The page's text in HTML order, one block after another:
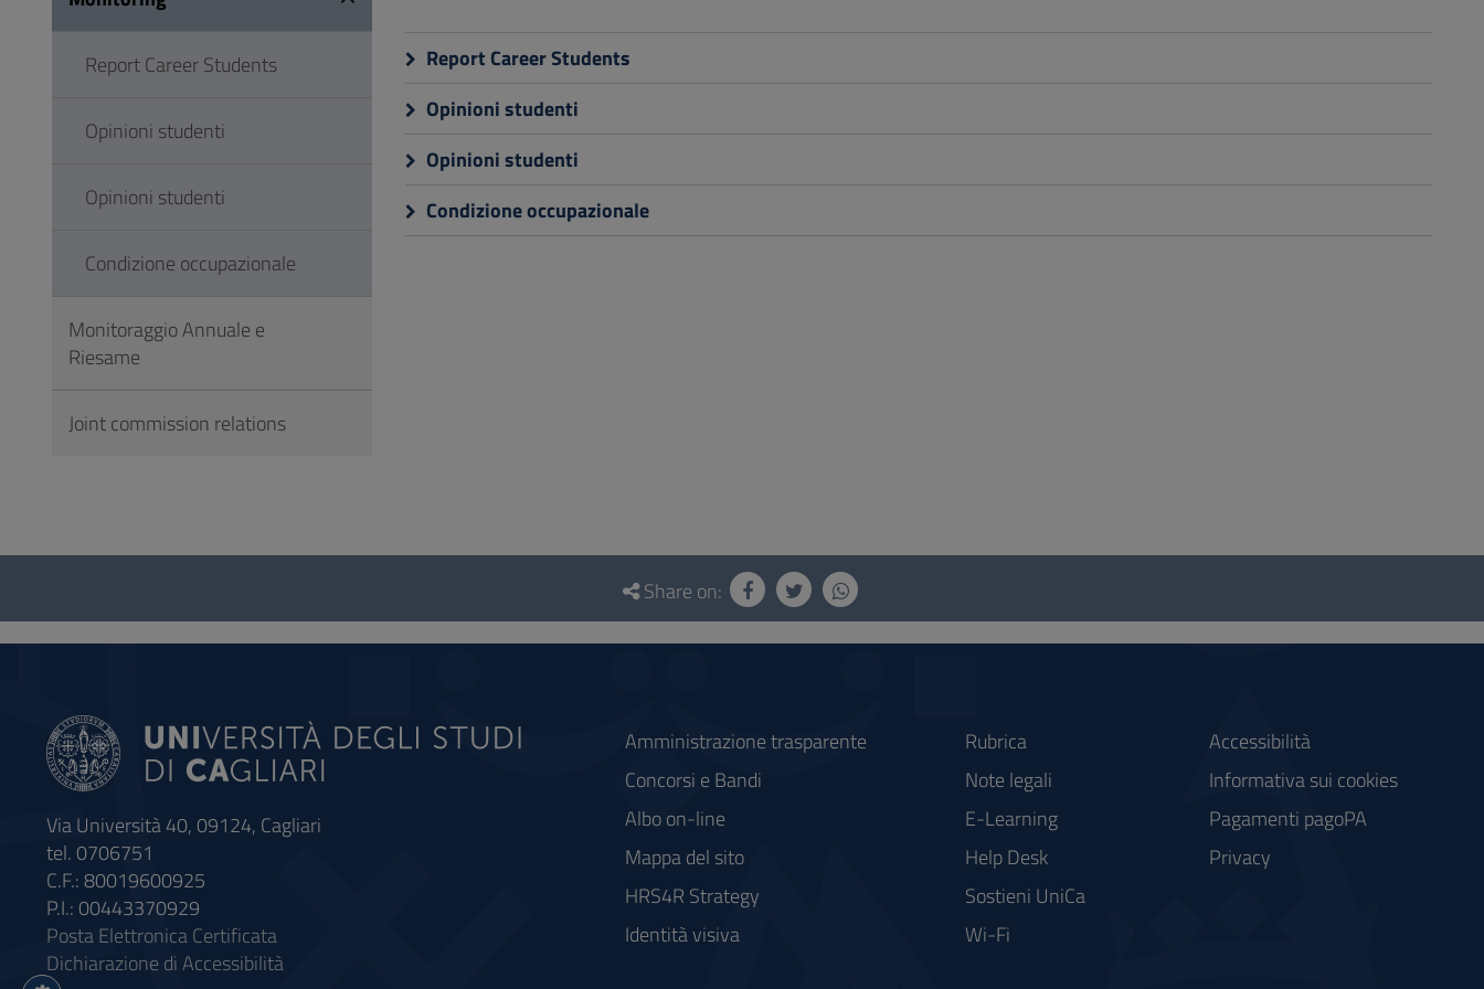
Footer
Report Career Students
Opinioni studenti
Opinioni studenti
Condizione occupazionale
Report Career Students
Opinioni studenti
Opinioni studenti
Condizione occupazionale
Monitoraggio Annuale e
Riesame
Joint commission relations
Questionnaire
social
Share on:
Via Università 40, 09124, Cagliari
tel. 0706751
C.F.: 80019600925
P.I.: 00443370929
Posta Elettronica Certificata
Dichiarazione di Accessibilità
Amministrazione trasparente
Concorsi e Bandi
Albo on-line
Mappa del sito
HRS4R Strategy
Identità visiva
Rubrica
Note legali
E-Learning
Help Desk
Sostieni UniCa
Wi-Fi
Accessibilità
Informativa sui cookies
Pagamenti pagoPA
Privacy